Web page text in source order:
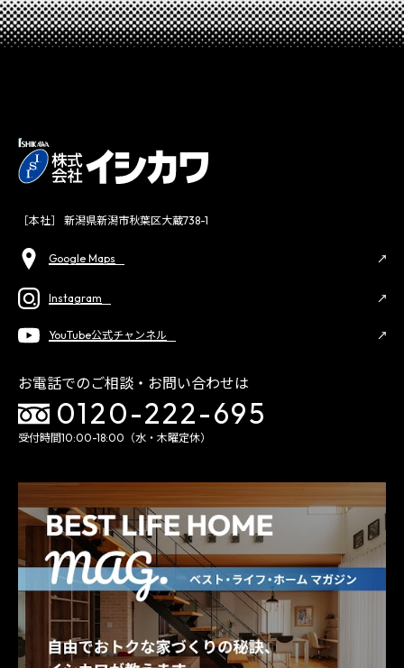
［本社］ 新潟県新潟市秋葉区大蔵738-1
Google Maps
Instagram
YouTube公式チャンネル
お電話でのご相談・お問い合わせは
0120-222-695
受付時間10:00-18:00（水・木曜定休）